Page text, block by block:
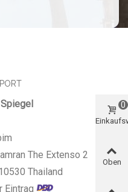
The Extenso 2
Thailand
Eintrag
0
Oben